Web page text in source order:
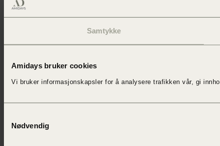
Samtykke
Amidays bruker cookies
Vi bruker informasjonskapsler for å analysere trafikken vår, gi
Nødvendig